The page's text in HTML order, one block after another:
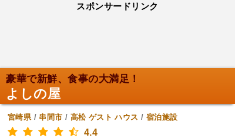
スポンサードリンク
豪華で新鮮、食事の大満足！
よしの屋
宮崎県/ 串間市 / 高松 ゲスト ハウス / 宿泊施設
4.4